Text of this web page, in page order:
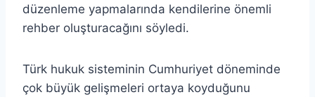
düzenleme yapmalarında kendilerine önemli
rehber oluşturacağını söyledi.
Türk hukuk sisteminin Cumhuriyet döneminde
çok büyük gelişmeleri ortaya koyduğunu